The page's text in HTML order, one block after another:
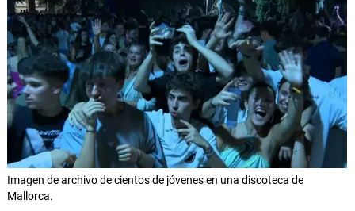
Imagen de archivo de cientos de jóvenes en una discoteca de
Mallorca.